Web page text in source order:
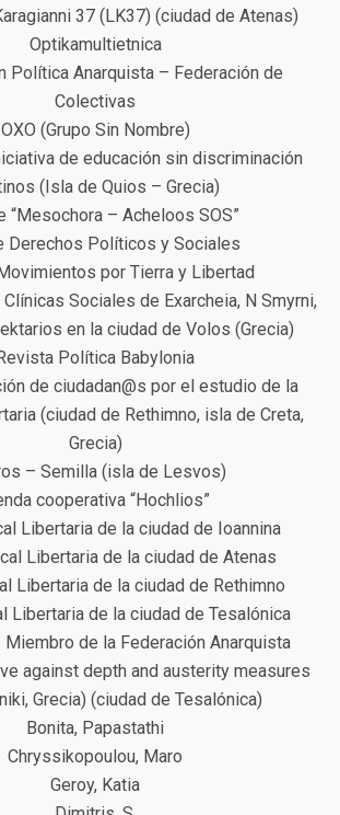
37 (LK37) (ciudad de Atenas)
Optikamultietnica
Política Anarquista – Federación de
Colectivas
ΟΧΟ (Grupo Sin Nombre)
de educación sin discriminación
(Isla de Quios – Grecia)
“Mesochora – Acheloos SOS”
Derechos Políticos y Sociales
por Tierra y Libertad
Sociales de Exarcheia, N Smyrni,
en la ciudad de Volos (Grecia)
Política Babylonia
de ciudadan@s por el estudio de la
(ciudad de Rethimno, isla de Creta,
Grecia)
– Semilla (isla de Lesvos)
cooperativa “Hochlios”
Libertaria de la ciudad de Ioannina
Libertaria de la ciudad de Atenas
Libertaria de la ciudad de Rethimno
Libertaria de la ciudad de Tesalónica
de la Federación Anarquista
against depth and austerity measures
Grecia) (ciudad de Tesalónica)
Bonita, Papastathi
Chryssikopoulou, Maro
Geroy, Katia